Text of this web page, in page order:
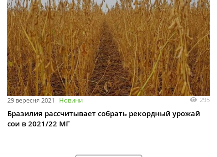
29 вересня 2021 Новини 295
Бразилия рассчитывает собрать рекордный урожай
сои в 2021/22 МГ